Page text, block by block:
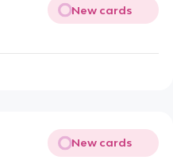
New cards
New cards